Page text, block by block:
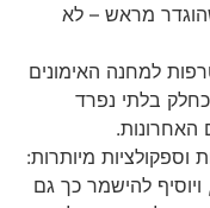
מראש – לא
למחנה האימונים
בלתי נפרד
האחרונות.
וספקולציות מיותרות:
להישמר כך גם